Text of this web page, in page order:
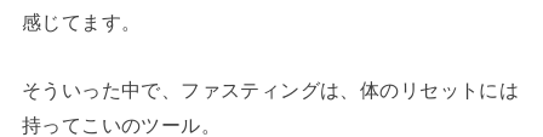
感じてます。
そういった中で、ファスティングは、体のリセットには
持ってこいのツール。